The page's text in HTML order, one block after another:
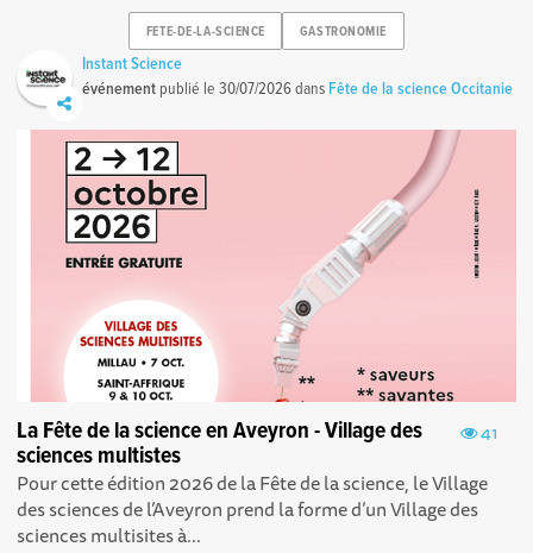
FETE-DE-LA-SCIENCE GASTRONOMIE
Instant Science
événement publié le30/07/2026dans Fête de la science Occitanie
41
La Fête de la science en Aveyron - Village des
sciences multistes
Pour cette édition 2026 de la Fête de la science, le Village
des sciences de l’Aveyron prend la forme d’un Village des
sciences multisites à...